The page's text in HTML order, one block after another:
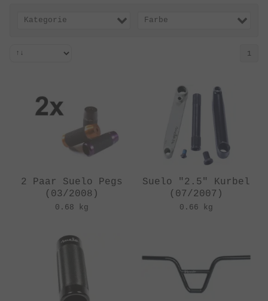
Kategorie Farbe
1
2 Paar Suelo Pegs
(03/2008)
0.68 kg
Suelo "2.5" Kurbel
(07/2007)
0.66 kg